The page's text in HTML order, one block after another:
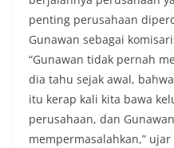
penting perusahaan
Gunawan sebagai
“Gunawan tidak pernah
dia tahu sejak awal,
itu kerap kali kita bawa
perusahaan, dan
mempermasalahkan,”